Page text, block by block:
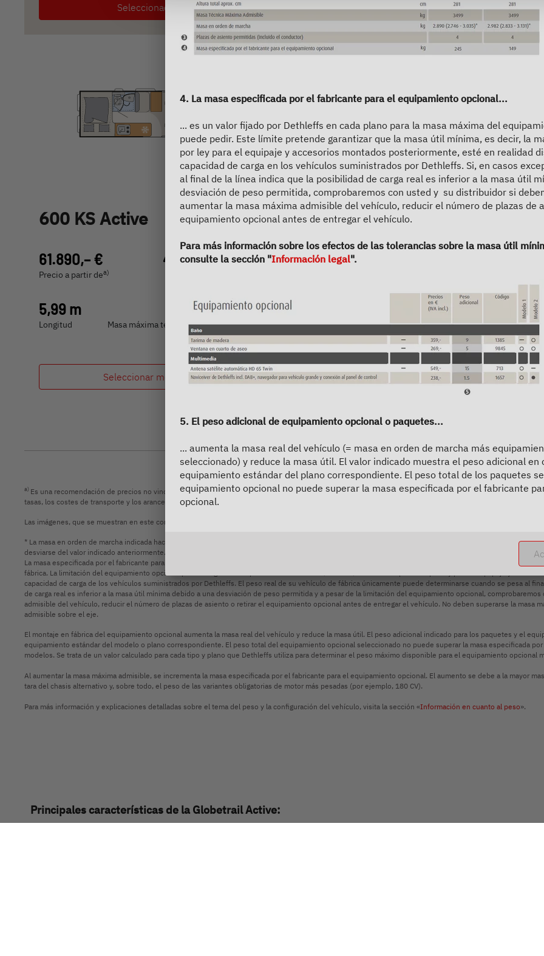
Seleccionado Seleccionar modelo
600 KS Active
61.890,– €
Precio a partir dea)
4 - 7 personas
5,99 m
Longitud
3499 kg
Masa máxima técnicamente admisible
Seleccionar modelo
640 ES Active
62.890,– €
Longitud
3499 kg
Masa máxima técnicamente admisible
Seleccionar modelo
a) Es una recomendación de precios no vinculantes en EURO, basada en los precios de venta españoles. Los precios en otros países pueden diferir debido
tasas, los costes de transporte y los aranceles de importación. Su concesionario oficial estará encantado de informarle sobre los precios, impuestos y tasas
Las imágenes, que se muestran en este configurador de vehículos, son sólo para fines ilustrativos. Pueden proceder de otros modelos o equipamientos y
* La masa en orden de marcha indicada hace referencia a un valor estándar establecido durante el procedimiento de homologación de tipo. Debido a las
desviarse del valor indicado anteriormente. Se admiten y permiten legalmente desviaciones de hasta ±5 % de la masa en orden de marcha. El rango
La masa especificada por el fabricante para el equipamiento opcional equivale a un valor calculado para cada tipo y plano que Dethleffs utiliza para
fábrica. La limitación del equipamiento opcional pretende garantizar que la masa útil mínima, es decir, la masa libre prescrita por ley para el equipaje y los
capacidad de carga de los vehículos suministrados por Dethleffs. El peso real de su vehículo de fábrica únicamente puede determinarse cuando se pesa al
de carga real es inferior a la masa útil mínima debido a una desviación de peso permitida y a pesar de la limitación del equipamiento opcional,
admisible del vehículo, reducir el número de plazas de asiento o retirar el equipamiento opcional antes de entregar el vehículo. No deben superarse la masa
admisible sobre el eje.
El montaje en fábrica del equipamiento opcional aumenta la masa real del vehículo y reduce la masa útil. El peso adicional indicado para los paquetes y el
equipamiento estándar del modelo o plano correspondiente. El peso total del equipamiento opcional seleccionado no puede superar la masa especificada
modelos. Se trata de un valor calculado para cada tipo y plano que Dethleffs utiliza para determinar el peso máximo disponible para el equipamiento opcional
Al aumentar la masa máxima admisible, se incrementa la masa especificada por el fabricante para el equipamiento opcional. El aumento se debe a la mayor
tara del chasis alternativo y, sobre todo, el peso de las variantes obligatorias de motor más pesadas (por ejemplo, 180 CV).
Para más información y explicaciones detalladas sobre el tema del peso y la configuración del vehículo, visita la sección «Información en cuanto al peso».
Principales características de la Globetrail Active:
Búsqueda de concesionarios
Dethleffs
4. La masa especificada por el fabricante para el equipamiento opcional...
... es un valor fijado por Dethleffs en cada plano para la masa máxima del
puede pedir. Este límite pretende garantizar que la masa útil mínima, es decir, la
por ley para el equipaje y accesorios montados posteriormente, esté en realidad
capacidad de carga en los vehículos suministrados por Dethleffs. Si, en casos
al final de la línea indica que la posibilidad de carga real es inferior a la masa útil
desviación de peso permitida, comprobaremos con usted y su distribuidor si
aumentar la masa máxima admisible del vehículo, reducir el número de plazas de
equipamiento opcional antes de entregar el vehículo.
Para más información sobre los efectos de las tolerancias sobre la masa útil
consulte la sección "Información legal".
5. El peso adicional de equipamiento opcional o paquetes...
... aumenta la masa real del vehículo (= masa en orden de marcha más
seleccionado) y reduce la masa útil. El valor indicado muestra el peso adicional en
equipamiento estándar del plano correspondiente. El peso total de los paquetes
equipamiento opcional no puede superar la masa especificada por el fabricante
opcional.